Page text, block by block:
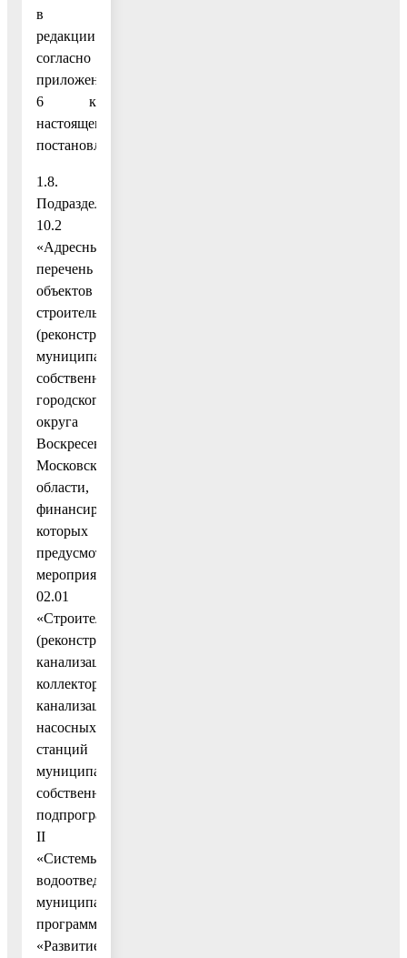
в
редакции
согласно
приложению
6 к
настоящему
постановлению;
1.8.
Подраздел
10.2
«Адресный
перечень
объектов
строительства
(реконструкции)
муниципальной
собственности
городского
округа
Воскресенск
Московской
области,
финансирование
которых
предусмотрено
мероприятием
02.01
«Строительство
(реконструкция)
канализационных
коллекторов,
канализационных
насосных
станций
муниципальной
собственности»
подпрограммы
II
«Системы
водоотведения»
муниципальной
программы
«Развитие